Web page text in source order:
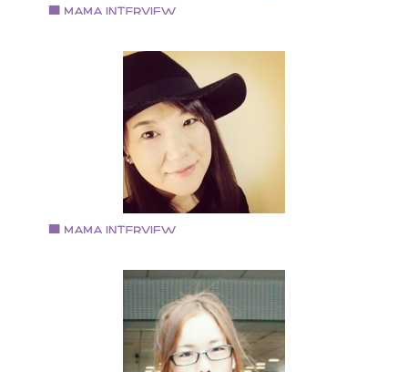
と」を忘れずに日々活動中です。
竹谷陽子さん
アーティフィシャルフラワーBrillante Rose主宰
大阪芸術大学 音楽学科 ピアノ科卒業 卒業後、piano
講師として活動すると同時にライセンスを取得
Rose お稽古サロンopen 現在、各方面で活動中
ショウメン ヨウコさん
ヘアアクセサリー＆アクセサリー作家「And you ?」
京都市在住 芸術短大のファッションデザインコースを
てアパレル業界へ 百貨店などで婦人服の販売を行う そ
後縁あってブライダル業界に転職 併設するカフェの責